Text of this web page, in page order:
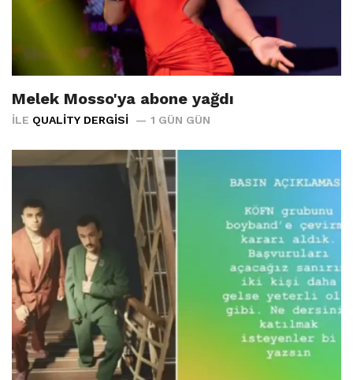
Melek Mosso'ya abone yağdı
İLE QUALITY DERGISI 1 GÜN GÜN